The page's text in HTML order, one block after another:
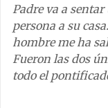
Padre va a
persona a su
hombre me ha
Fueron las dos
todo el